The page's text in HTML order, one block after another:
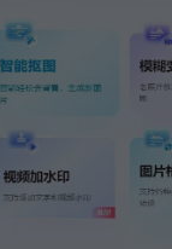
轻
片